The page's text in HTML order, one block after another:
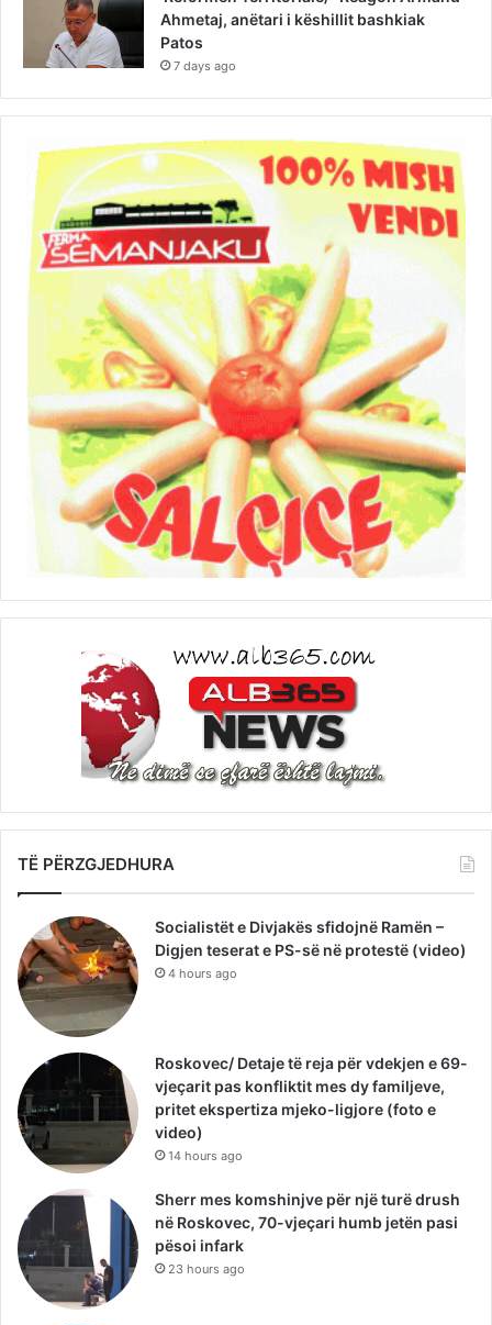
Ahmetaj, anëtari i këshillit bashkiak
Patos
7 days ago
TË PËRZGJEDHURA
Socialistët e Divjakës sfidojnë Ramën –
Digjen teserat e PS-së në protestë (video)
4 hours ago
Roskovec/ Detaje të reja për vdekjen e 69-
vjeçarit pas konfliktit mes dy familjeve,
pritet ekspertiza mjeko-ligjore (foto e
video)
14 hours ago
Sherr mes komshinjve për një turë drush
në Roskovec, 70-vjeçari humb jetën pasi
pësoi infark
23 hours ago